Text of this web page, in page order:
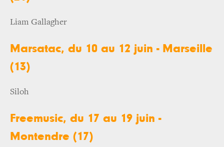
Liam Gallagher
Marsatac, du 10 au 12 juin - Marseille
(13)
Siloh
Freemusic, du 17 au 19 juin -
Montendre (17)